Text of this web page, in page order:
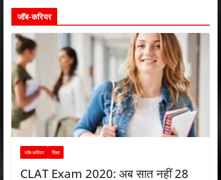
जॉब-करियर
जॉब-करियर शिक्षा
CLAT Exam 2020: अब सात नहीं 28